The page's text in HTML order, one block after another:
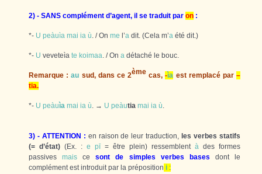
2) - SANS complément d’agent, il se traduit par on :
*- U peàuìa mai ia ù. / On me l’a dit. (Cela m’a été dit.)
*- U veveteìa te koimaa. / On a détaché le bouc.
Remarque :au sud, dans ce 2ème cas,-ìa est remplacé par–
tia.
*- U peàuìa mai ia ù. → U peàutia mai ia ù.
3) - ATTENTION : en raison de leur traduction, les verbes statifs
(= d’état) (Ex. : e pī= être plein) ressemblent à des formes
passivesmais cesont de simples verbes bases dont le
complément est introduit par la préposition i :